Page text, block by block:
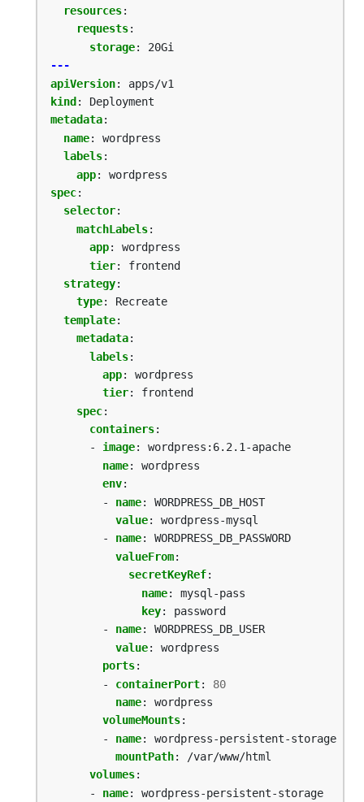
resources:
requests:
storage:
20Gi
---
apiVersion:
apps/v1
kind :
Deployment
metadata:
name:
wordpress
labels:
app:
wordpress
spec:
selector:
matchLabels:
app:
wordpress
tier:
frontend
strategy:
type:
Recreate
template:
metadata:
labels:
app:
wordpress
tier:
frontend
spec:
containers:
- image:
wordpress:6.2.1-apache
name:
wordpress
env:
- name:
WORDPRESS_DB_HOST
value:
wordpress-mysql
- name:
WORDPRESS_DB_PASSWORD
valueFrom:
secretKeyRef:
name:
mysql-pass
key:
password
- name:
WORDPRESS_DB_USER
value:
wordpress
ports:
- containerPort:
80
name:
wordpress
volumeMounts:
- name:
wordpress-persistent-storage
mountPath:
/var/www/html
volumes:
- name:
wordpress-persistent-storage